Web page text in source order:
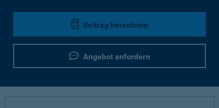
Beitrag berechnen
Angebot anfordern